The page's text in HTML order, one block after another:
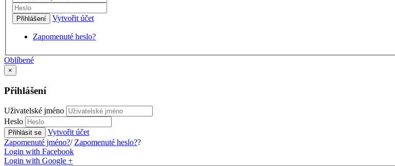
Přihlášení Vytvořit účet
Zapomenuté heslo?
Oblíbené
×
Přihlášení
Uživatelské jméno
Heslo
Přihlásit se
Vytvořit účet
Zapomenuté jméno?/ Zapomenuté heslo??
Login with Facebook
Login with Google +